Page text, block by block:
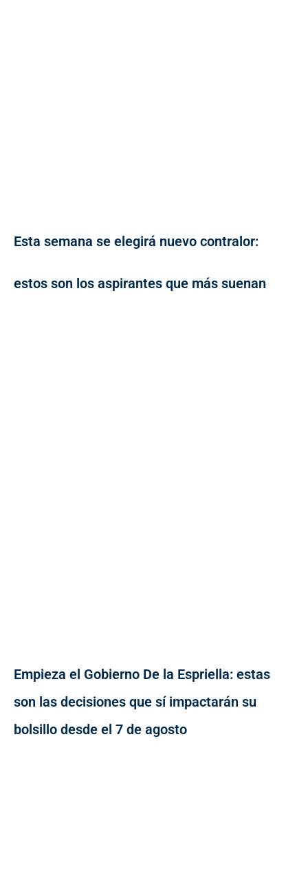
Esta semana se elegirá nuevo contralor:
estos son los aspirantes que más suenan
Empieza el Gobierno De la Espriella: estas
son las decisiones que sí impactarán su
bolsillo desde el 7 de agosto